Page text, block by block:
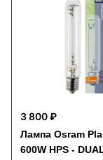
3 800 ₽
Лампа Osram
600W HPS -